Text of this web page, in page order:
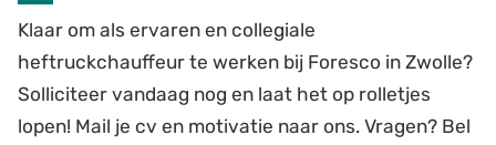
Klaar om als ervaren en collegiale
heftruckchauffeur te werken bij Foresco in Zwolle?
Solliciteer vandaag nog en laat het op rolletjes
lopen! Mail je cv en motivatie naar ons. Vragen? Bel